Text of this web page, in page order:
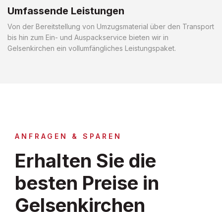
Umfassende Leistungen
Von der Bereitstellung von Umzugsmaterial über den Transport
bis hin zum Ein- und Auspackservice bieten wir in
Gelsenkirchen ein vollumfängliches Leistungspaket.
ANFRAGEN & SPAREN
Erhalten Sie die
besten Preise in
Gelsenkirchen